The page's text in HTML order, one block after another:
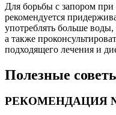
Для борьбы с запором при
рекомендуется
употреблять больше
а также
подходящего лечения и
Полезные
РЕКОМЕНДАЦИЯ